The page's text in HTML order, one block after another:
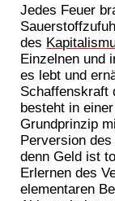
Jedes Feuer
des
Einzelnen und
es lebt und
Schaffenskraft
besteht in
Grundprinzip
Perversion des
denn Geld ist
Erlernen des
elementaren